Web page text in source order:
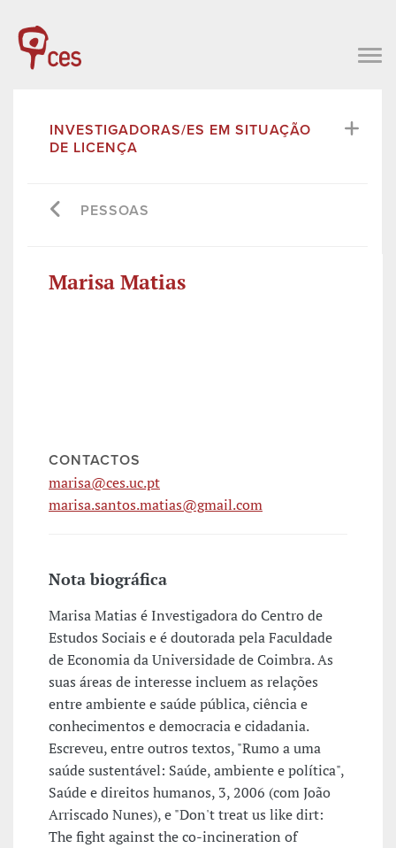
INVESTIGADORAS/ES EM SITUAÇÃO
DE LICENÇA
PESSOAS
Marisa Matias
CONTACTOS
marisa@ces.uc.pt
marisa.santos.matias@gmail.com
Nota biográfica
Marisa Matias é Investigadora do Centro de
Estudos Sociais e é doutorada pela Faculdade
de Economia da Universidade de Coimbra. As
suas áreas de interesse incluem as relações
entre ambiente e saúde pública, ciência e
conhecimentos e democracia e cidadania.
Escreveu, entre outros textos, "Rumo a uma
saúde sustentável: Saúde, ambiente e política",
Saúde e direitos humanos, 3, 2006 (com João
Arriscado Nunes), e "Don't treat us like dirt:
The fight against the co-incineration of